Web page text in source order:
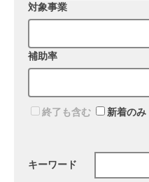
対象事業
補助率
終了も含む 新着のみ
キーワード